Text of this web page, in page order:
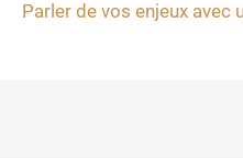
Parler de vos enjeux avec